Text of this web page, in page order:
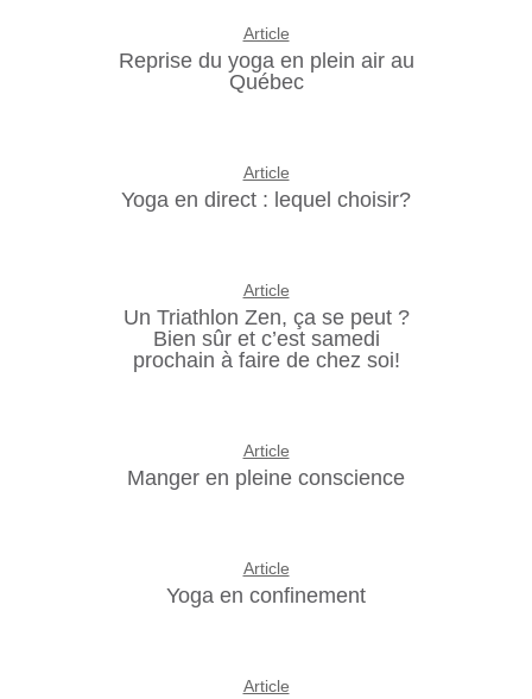
Article
Reprise du yoga en plein air au
Québec
Article
Yoga en direct : lequel choisir?
Article
Un Triathlon Zen, ça se peut ?
Bien sûr et c’est samedi
prochain à faire de chez soi!
Article
Manger en pleine conscience
Article
Yoga en confinement
Article